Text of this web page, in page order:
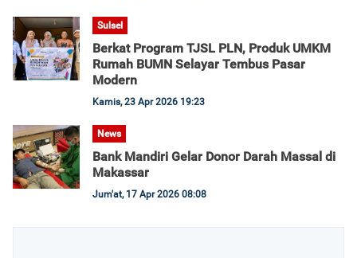
Sulsel
Berkat Program TJSL PLN, Produk UMKM
Rumah BUMN Selayar Tembus Pasar
Modern
Kamis, 23 Apr 2026 19:23
News
Bank Mandiri Gelar Donor Darah Massal di
Makassar
Jum'at, 17 Apr 2026 08:08